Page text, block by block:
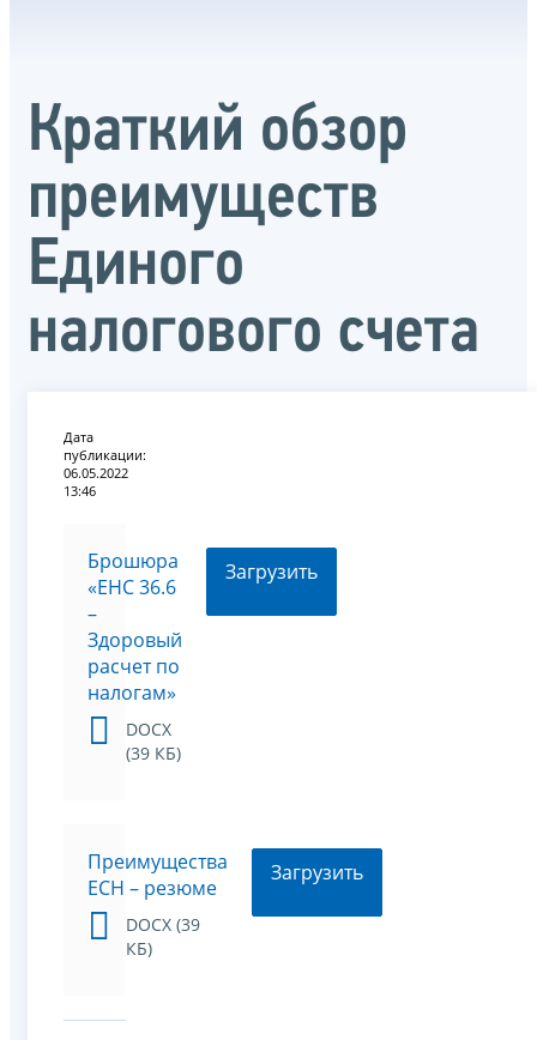
Краткий обзор
преимуществ
Единого
налогового счета
Дата
публикации:
06.05.2022
13:46
Брошюра
«ЕНС 36.6
–
Здоровый
расчет по
налогам»
DOCX
(39 КБ)
Загрузить
Преимущества
ЕСН – резюме
DOCX (39
КБ)
Загрузить